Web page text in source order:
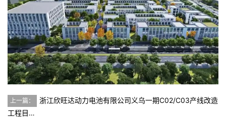
上一篇：
浙江欣旺达动力电池有限公司义乌一期C02/C03产线改造
工程目…